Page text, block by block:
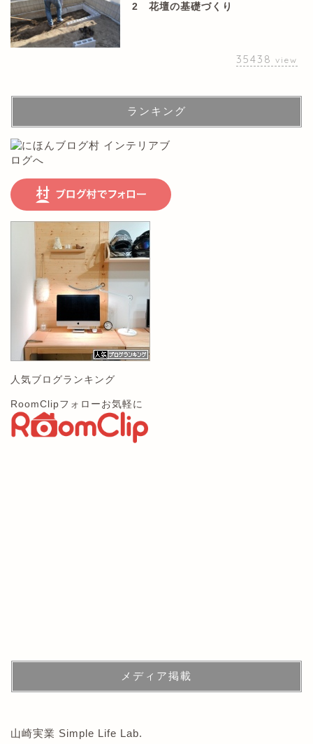
2 花壇の基礎づくり
35438 view
ランキング
人気ブログランキング
RoomClipフォローお気軽に
メディア掲載
山崎実業 Simple Life Lab.